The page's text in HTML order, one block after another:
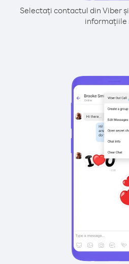
Selectați contactul din Viber
informațiile